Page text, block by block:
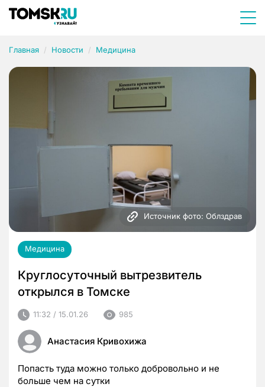
Главная Новости Медицина
Источник фото: Облздрав
Медицина
Круглосуточный вытрезвитель
открылся в Томске
11:32 / 15.01.26 985
Анастасия Кривохижа
Попасть туда можно только добровольно и не
больше чем на сутки